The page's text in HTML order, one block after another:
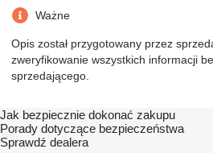
Ważne
Opis został przygotowany przez
zweryfikowanie wszystkich informacji
sprzedającego.
Jak bezpiecznie dokonać zakupu
Porady dotyczące bezpieczeństwa
Sprawdź dealera